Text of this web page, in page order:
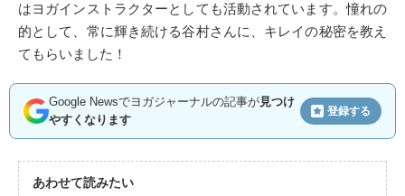
はヨガインストラクターとしても活動されています。憧れの
的として、常に輝き続ける谷村さんに、キレイの秘密を教え
てもらいました！
Google Newsでヨガジャーナルの記事が見つけ
やすくなります
登録する
あわせて読みたい